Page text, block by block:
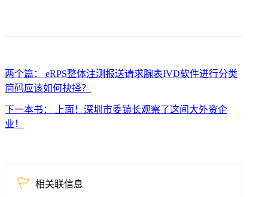
两个篇： eRPS整体注测报送请求腕表IVD软件进行分类
简码应该如何抉择？
下一本书： 上面！深圳市委镇长观察了这间大外资企
业！
相关联信息